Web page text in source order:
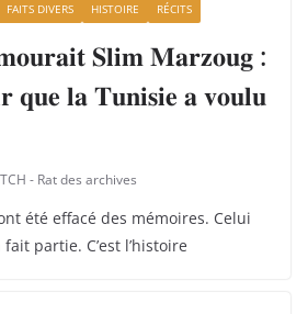
FAITS DIVERS HISTOIRE RÉCITS
𝐒𝐥𝐢𝐦 𝐌𝐚𝐫𝐳𝐨𝐮𝐠 :
𝐥𝐚 𝐓𝐮𝐧𝐢𝐬𝐢𝐞 𝐚 𝐯𝐨𝐮𝐥𝐮
- Rat des archives
été effacé des mémoires. Celui
partie. C’est l’histoire